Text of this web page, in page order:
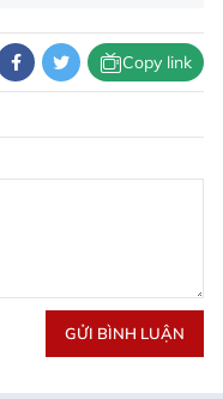
Copy link
GỬI BÌNH LUẬN